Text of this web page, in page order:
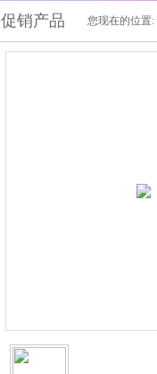
促销产品 您现在的位置: